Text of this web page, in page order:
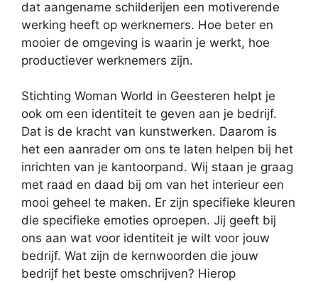
dat aangename schilderijen een motiverende
werking heeft op werknemers. Hoe beter en
mooier de omgeving is waarin je werkt, hoe
productiever werknemers zijn.
Stichting Woman World in Geesteren helpt je
ook om een identiteit te geven aan je bedrijf.
Dat is de kracht van kunstwerken. Daarom is
het een aanrader om ons te laten helpen bij het
inrichten van je kantoorpand. Wij staan je graag
met raad en daad bij om van het interieur een
mooi geheel te maken. Er zijn specifieke kleuren
die specifieke emoties oproepen. Jij geeft bij
ons aan wat voor identiteit je wilt voor jouw
bedrijf. Wat zijn de kernwoorden die jouw
bedrijf het beste omschrijven? Hierop